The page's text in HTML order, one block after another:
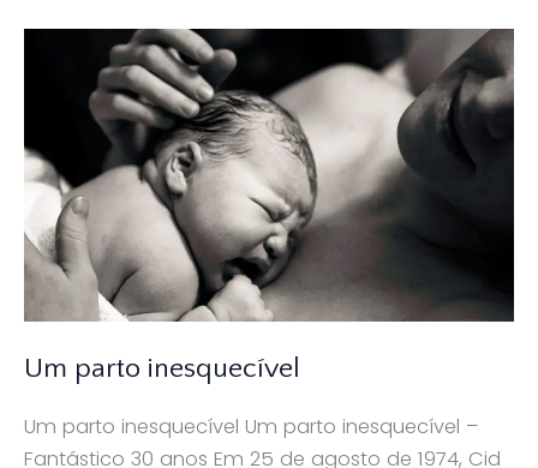
mulheres
adolescência
Um parto inesquecível
Um parto inesquecível Um parto inesquecível –
Fantástico 30 anos Em 25 de agosto de 1974, Cid